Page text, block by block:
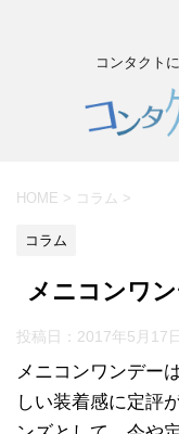
コンタクト
HOME > コラム >
コラム
メニコンワ
投稿日： 2017年5月17日
メニコンワンデー
しい装着感に定評